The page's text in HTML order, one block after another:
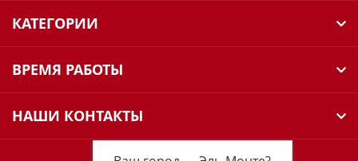
КАТЕГОРИИ
ВРЕМЯ РАБОТЫ
НАШИ КОНТАКТЫ